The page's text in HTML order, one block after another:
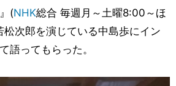
』(NHK総合 毎週月～土曜8:00～ほ
次郎を演じている中島歩にイン
語ってもらった。